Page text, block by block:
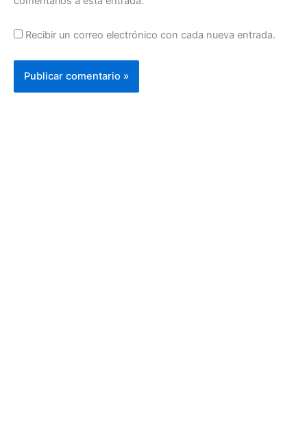
Recibir un correo electrónico con cada nueva entrada.